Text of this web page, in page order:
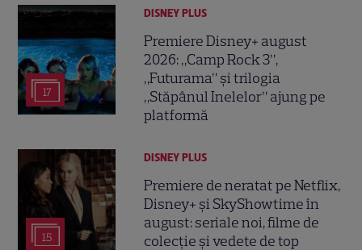
17
DISNEY PLUS
Premiere Disney+ august
2026: „Camp Rock 3”,
„Futurama” și trilogia
„Stăpânul Inelelor” ajung pe
platformă
15
DISNEY PLUS
Premiere de neratat pe Netflix,
Disney+ și SkyShowtime în
august: seriale noi, filme de
colecție și vedete de top